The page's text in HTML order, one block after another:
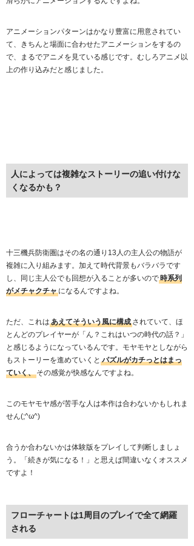
アニメーションパターンはかなり豊富に用意されてい
て、きちんと場面に合わせたアニメーションをするの
で、まるでアニメを見ている感じです。むしろアニメ以
上の作り込みだと感じました。
人によっては複雑なストーリーの追い付けな
くなるかも？
十三機兵防衛圏はその名の通り13人の主人公の物語が
複雑に入り組みます。加えて時代背景もバラバラです
し、同じ主人公でも回想が入ることが多いので時系列
がメチャクチャ になるんですよね。
ただ、これは あえてそういう風に構成 されていて、ほ
とんどのプレイヤーが「ん？これはいつの時代の話？」
と感じるようになっているんです。モヤモヤとしながら
もストーリーを進めていくと パズルがカチっとはまっ
ていく、 その感覚が快感なんですよね。
このモヤモヤ感が苦手な人は本作は合わないかもしれま
せん(;^ω^)
合うか合わないかは体験版をプレイして判断しましょ
う。「続きが気になる！」と思えば間違いなくオススメ
ですよ！
フローチャートは1周目のプレイで全て網羅
される